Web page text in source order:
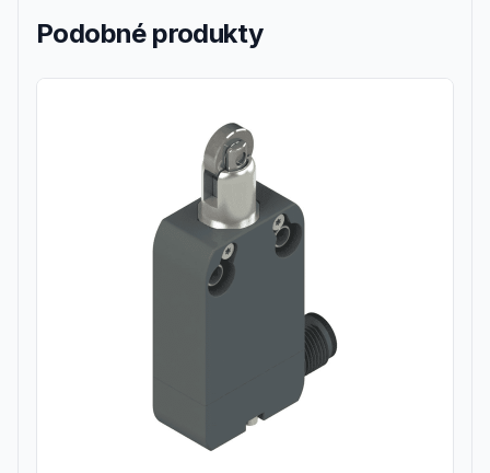
Podobné produkty